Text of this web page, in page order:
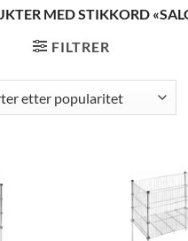
MED STIKKORD
FILTRER